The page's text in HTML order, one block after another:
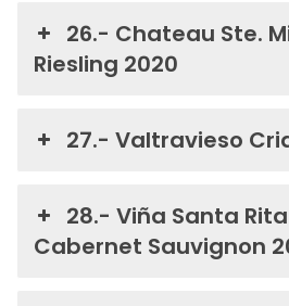
26.- Chateau Ste.
Riesling 2020
27.- Valtravieso
28.- Viña Santa
Cabernet Sauvignon